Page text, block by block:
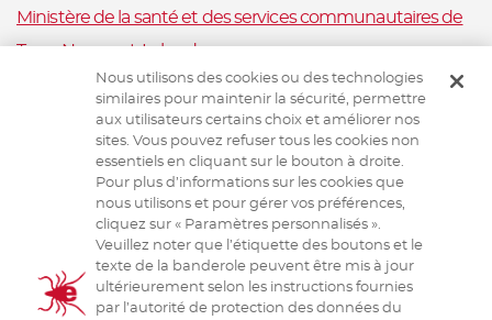
Ministère de la santé et des services communautaires de
Terre-Neuve-et-Labrador
Nova Scotia Department of Health and Wellness
Ministère de la Santé et Mieux-être, Ile-du-Prince-Édouard
Santé publique Ontario
Saskatchewan Ministry of Health
Système canadien de surveillance de la santé animale
Santé animale Canada
Nous utilisons des cookies ou des technologies
similaires pour maintenir la sécurité, permettre
aux utilisateurs certains choix et améliorer nos
sites. Vous pouvez refuser tous les cookies non
essentiels en cliquant sur le bouton à droite.
Pour plus d’informations sur les cookies que
nous utilisons et pour gérer vos préférences,
cliquez sur « Paramètres personnalisés ».
Veuillez noter que l’étiquette des boutons et le
texte de la banderole peuvent être mis à jour
ultérieurement selon les instructions fournies
par l’autorité de protection des données du